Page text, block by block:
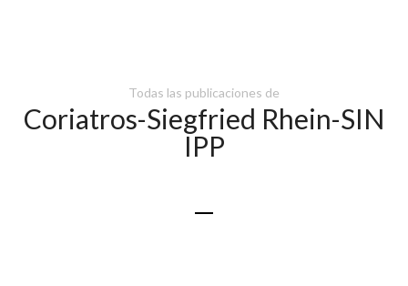
Todas las publicaciones de
Coriatros-Siegfried Rhein-SIN
IPP